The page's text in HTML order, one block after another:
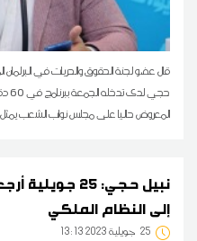
قال عضو لجنة الحقوق والحريات في البرلمان
المعروض حاليا على مجلس نواب الشعب
نبيل حجي: 25
إلى النظام الملكي
25 13:13 2023 جويلية